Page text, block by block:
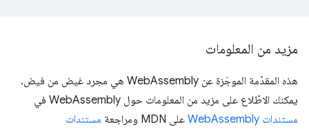
مزيد من المعلومات
هذه المقدّمة الموجَزة عن WebAssembly هي مجرد غيض من فيض.
يمكنك الاطّلاع على مزيد من المعلومات حول WebAssembly في
مستندات WebAssembly
على MDN ومراجعة
مستندات